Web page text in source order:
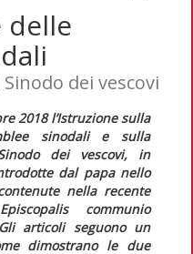
delle
dei vescovi
2018 l’Istruzione sulla
sinodali e sulla
dei vescovi, in
dal papa nello
nella recente
Episcopalis communio
articoli seguono un
dimostrano le due